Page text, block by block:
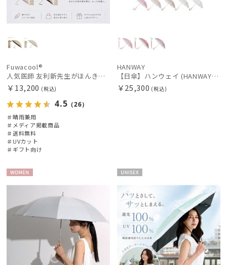
Fuwacool®
人気医師 友利新先生がほんきで作った”絶対に忘れない誰でも日傘” 50【晴雨兼用折りたたみ日傘】フワクール® (Fuwacool®) 雨の日OK 軽量 遮光100％ UV100%
￥13,200 (税込)
4.5 （26）
＃晴雨兼用
＃メディア掲載商品
＃送料無料
＃UVカット
＃ギフト向け
HANWAY
【日傘】ハンウェイ (HANWAY) Pシエスタ 白ラミネート ナチュラルカラー 長傘 オールウェザー 遮光 竹手元 晴雨兼用 UV 日本製
￥25,300 (税込)